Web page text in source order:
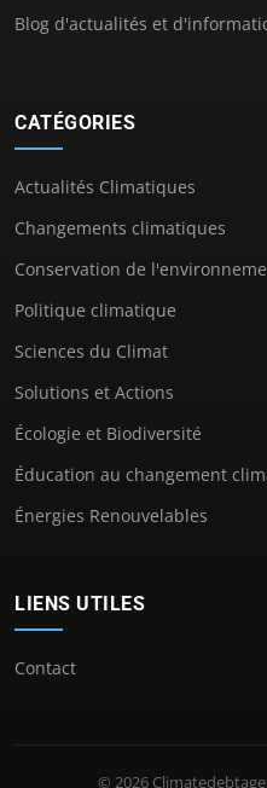
Blog d'actualités et
CATÉGORIES
Actualités Climatiques
Changements climatiques
Conservation de
Politique climatique
Sciences du Climat
Solutions et Actions
Écologie et Biodiversité
Éducation au changement
Énergies Renouvelables
LIENS UTILES
Contact
© 2026